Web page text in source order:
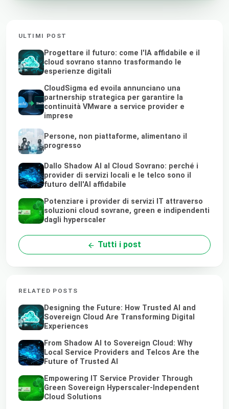
ULTIMI POST
Progettare il futuro: come l'IA affidabile e il
cloud sovrano stanno trasformando le
esperienze digitali
CloudSigma ed evoila annunciano una
partnership strategica per garantire la
continuità VMware a service provider e
imprese
Persone, non piattaforme, alimentano il
progresso
Dallo Shadow AI al Cloud Sovrano: perché i
provider di servizi locali e le telco sono il
futuro dell'AI affidabile
Potenziare i provider di servizi IT attraverso
soluzioni cloud sovrane, green e indipendenti
dagli hyperscaler
Tutti i post
RELATED POSTS
Designing the Future: How Trusted AI and
Sovereign Cloud Are Transforming Digital
Experiences
From Shadow AI to Sovereign Cloud: Why
Local Service Providers and Telcos Are the
Future of Trusted AI
Empowering IT Service Provider Through
Green Sovereign Hyperscaler-Independent
Cloud Solutions